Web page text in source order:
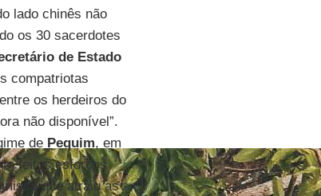
lado chinês não
os 30 sacerdotes
de Estado
compatriotas
os herdeiros do
não disponível”.
de Pequim, em
feitos esforços
que atraiu as